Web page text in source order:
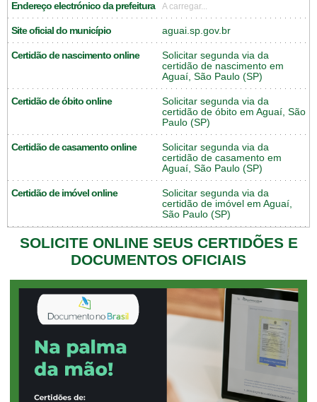
Endereço electrónico da prefeitura A carregar...
Site oficial do município aguai.sp.gov.br
Certidão de nascimento online
Solicitar segunda via da
certidão de nascimento em
Aguaí, São Paulo (SP)
Certidão de óbito online
Solicitar segunda via da
certidão de óbito em Aguaí, São
Paulo (SP)
Certidão de casamento online
Solicitar segunda via da
certidão de casamento em
Aguaí, São Paulo (SP)
Certidão de imóvel online
Solicitar segunda via da
certidão de imóvel em Aguaí,
São Paulo (SP)
SOLICITE ONLINE SEUS CERTIDÕES E
DOCUMENTOS OFICIAIS